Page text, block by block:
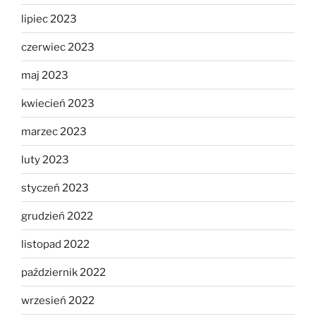
lipiec 2023
czerwiec 2023
maj 2023
kwiecień 2023
marzec 2023
luty 2023
styczeń 2023
grudzień 2022
listopad 2022
październik 2022
wrzesień 2022